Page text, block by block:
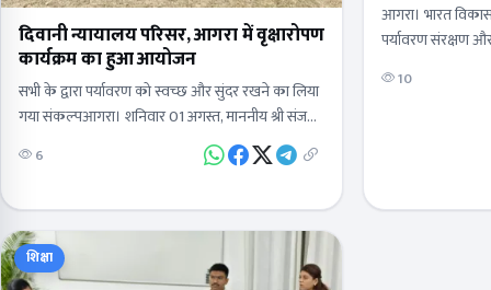
दिवानी न्यायालय परिसर, आगरा में वृक्षारोपण
कार्यक्रम का हुआ आयोजन
सभी के द्वारा पर्यावरण को स्वच्छ और सुंदर रखने का लिया
गया संकल्पआगरा। शनिवार 01 अगस्त, माननीय श्री संजय
कुमार मलिक, जनपद न्यायाधीश/अध्यक्ष, जिला विधिक सेवा
प्राधिकरण, आगरा…
6
आगरा। भारत
पर्यावरण संरक्षण
कदम बढ़ाते हुए
10
शिक्षा